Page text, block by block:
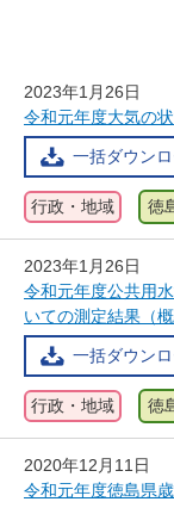
2023年1月26日
令和元年度大気の
一括ダウン
行政・地域 徳
2023年1月26日
令和元年度公共用
いての測定結果（概
一括ダウン
行政・地域 徳
2020年12月11日
令和元年度徳島県